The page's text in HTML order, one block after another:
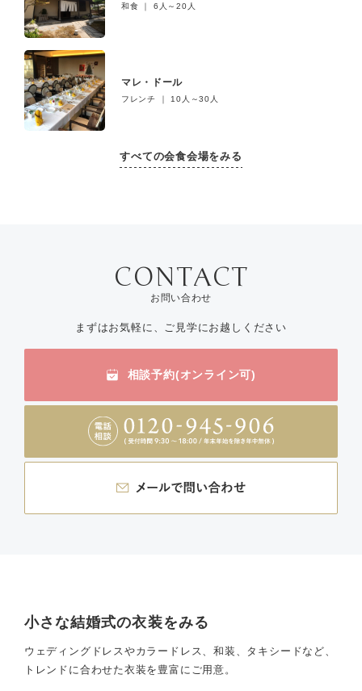
和食 ｜ 6人～20人
マレ・ドール
フレンチ ｜ 10人～30人
すべての会食会場をみる
お問い合わせ
まずはお気軽に、ご見学にお越しください
相談予約(オンライン可)
小さな結婚式の衣装をみる
ウェディングドレスやカラードレス、和装、タキシードなど、
トレンドに合わせた衣装を豊富にご用意。